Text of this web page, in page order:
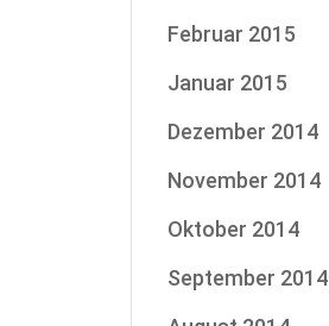
Februar 2015
Januar 2015
Dezember 2014
November 2014
Oktober 2014
September 2014